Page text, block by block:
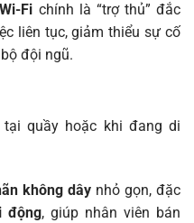
Fi chính là “trợ thủ” đắc
liên tục, giảm thiểu sự cố
đội ngũ.
quầy hoặc khi đang di
không dây nhỏ gọn, đặc
động, giúp nhân viên bán